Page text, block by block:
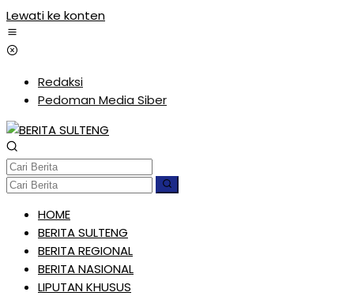
Lewati ke konten
Redaksi
Pedoman Media Siber
HOME
BERITA SULTENG
BERITA REGIONAL
BERITA NASIONAL
LIPUTAN KHUSUS